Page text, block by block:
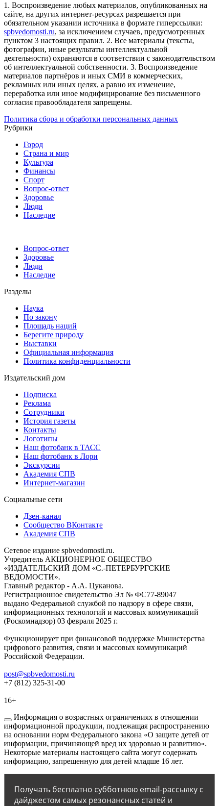
1. Воспроизведение любых материалов, опубликованных на
сайте, на других интернет-ресурсах разрешается при
обязательном указании источника в формате гиперссылки:
spbvedomosti.ru, за исключением случаев, предусмотренных
пунктом 3 настоящих правил. 2. Все материалы (тексты,
фотографии, иные результаты интеллектуальной
деятельности) охраняются в соответствии с законодательством
об интеллектуальной собственности. 3. Воспроизведение
материалов партнёров и иных СМИ в коммерческих,
рекламных или иных целях, а равно их изменение,
переработка или иное модифицирование без письменного
согласия правообладателя запрещены.
Политика сбора и обработки персональных данных
Рубрики
Город
Страна и мир
Культура
Финансы
Спорт
Вопрос-ответ
Здоровье
Люди
Наследие
Вопрос-ответ
Здоровье
Люди
Наследие
Разделы
Наука
По закону
Площадь наций
Берегите природу
Выставки
Официальная информация
Политика конфиденциальности
Издательский дом
Подписка
Реклама
Сотрудники
История газеты
Контакты
Логотипы
Наш фотобанк в ТАСС
Наш фотобанк в Лори
Экскурсии
Академия СПВ
Интернет-магазин
Социальные сети
Дзен-канал
Сообщество ВКонтакте
Академия СПВ
Сетевое издание spbvedomosti.ru.
Учредитель АКЦИОНЕРНОЕ ОБЩЕСТВО
«ИЗДАТЕЛЬСКИЙ ДОМ «С.-ПЕТЕРБУРГСКИЕ
ВЕДОМОСТИ».
Главный редактор - А.А. Цуканова.
Регистрационное свидетельство Эл № ФС77-89047
выдано Федеральной службой по надзору в сфере связи,
информационных технологий и массовых коммуникаций
(Роскомнадзор) 03 февраля 2025 г.
Функционирует при финансовой поддержке Министерства
цифрового развития, связи и массовых коммуникаций
Российской Федерации.
post@spbvedomosti.ru
+7 (812) 325-31-00
16+
Информация о возрастных ограничениях в отношении
информационной продукции, подлежащая распространению
на основании норм Федерального закона «О защите детей от
информации, причиняющей вред их здоровью и развитию».
Некоторые материалы настоящего сайта могут содержать
информацию, запрещенную для детей младше 16 лет.
Получать бесплатно субботнюю email-рассылку с
дайджестом самых резонансных статей и